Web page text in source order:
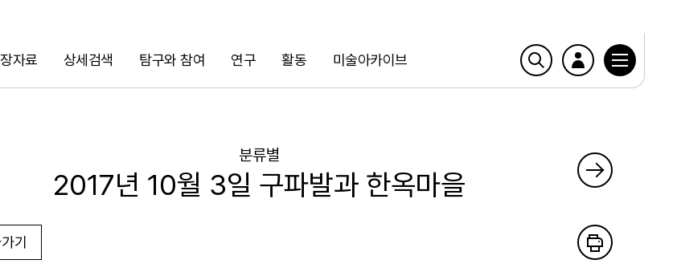
자료 상세검색 탐구와 참여 연구 활동 미술아카이브
검색
분류별
2017년 10월 3일 구파발과 한옥마을
기